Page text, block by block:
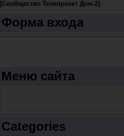
[Сообщество Телепроект Дом-2]
Форма входа
Меню сайта
Categories